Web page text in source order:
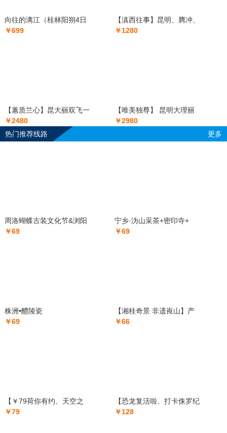
向往的漓江（桂林阳朔4日
￥699
【滇西往事】昆明、腾冲、
￥1280
【蕙质兰心】昆大丽双飞一
￥2480
【唯美独尊】 昆明大理丽
￥2980
热门推荐线路
更多
周洛蝴蝶古装文化节&浏阳
￥69
宁乡·沩山采茶+密印寺+
￥69
株洲•醴陵瓷
￥69
【湘桂奇景 非遗崀山】产
￥66
【￥79荷你有约、天空之
￥79
【恐龙复活啦、打卡侏罗纪
￥128